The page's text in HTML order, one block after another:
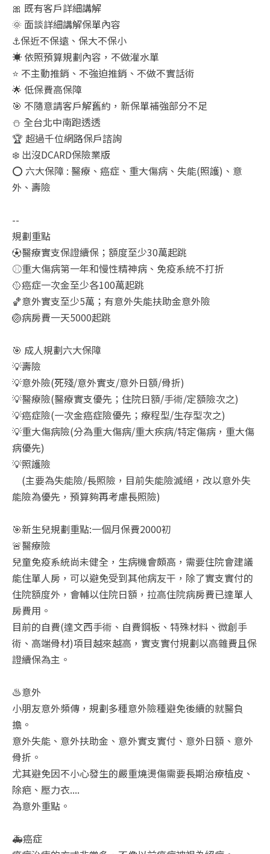
🎀 既有客戶詳細講解
🌞 面談詳細講解保單內容
⚓保近不保遠、保大不保小
☀️ 依照預算規劃內容，不做灌水單
⭐ 不主動推銷、不強迫推銷、不做不實話術
🌟 低保費高保障
🎯 不隨意請客戶解舊約，新保單補強部分不足
⛄ 全台北中南跑透透
🏆 超過千位網路保戶諮詢
❄️ 出沒DCARD保險業版
⭕ 六大保障 : 醫療、癌症、重大傷病、失能(照護)、意
外、壽險
--
規劃重點
⚽醫療實支保證續保；額度至少30萬起跳
⚾重大傷病第一年和慢性精神病、免疫系統不打折
🥎癌症一次金至少各100萬起跳
🏀意外實支至少5萬；有意外失能扶助金意外險
🏐病房費一天5000起跳
🎯 成人規劃六大保障
💡壽險
💡意外險(死殘/意外實支/意外日額/骨折)
💡醫療險(醫療實支優先；住院日額/手術/定額險次之)
💡癌症險(一次金癌症險優先；療程型/生存型次之)
💡重大傷病險(分為重大傷病/重大疾病/特定傷病，重大傷
病優先)
💡照護險
(主要為失能險/長照險，目前失能險滅絕，改以意外失
能險為優先，預算夠再考慮長照險)
🎯新生兒規劃重點:一個月保費2000初
🚨醫療險
兒童免疫系統尚未健全，生病機會頗高，需要住院會建議
能住單人房，可以避免受到其他病友干，除了實支實付的
住院額度外，會輔以住院日額，拉高住院病房費已達單人
房費用。
目前的自費(達文西手術、自費鋼板、特殊材料、微創手
術、高端骨材)項目越來越高，實支實付規劃以高雜費且保
證續保為主。
♨️意外
小朋友意外頻傳，規劃多種意外險種避免後續的就醫負
擔。
意外失能、意外扶助金、意外實支實付、意外日額、意外
骨折。
尤其避免因不小心發生的嚴重燒燙傷需要長期治療植皮、
除疤、壓力衣....
為意外重點。
🚑癌症